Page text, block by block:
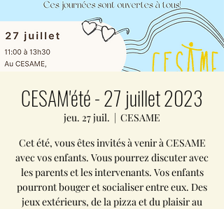
CESAM'été - 27 juillet 2023
jeu. 27 juil.
  |
CESAME
Cet été, vous êtes invités à venir à CESAME
avec vos enfants. Vous pourrez discuter avec
les parents et les intervenants. Vos enfants
pourront bouger et socialiser entre eux. Des
jeux extérieurs, de la pizza et du plaisir au